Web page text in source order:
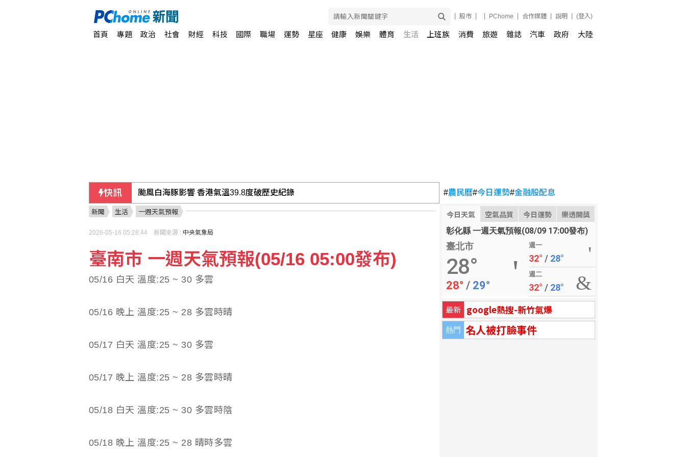
股市 PChome 合作媒體 說明 (登入)
首頁 專題 政治 社會 財經 科技 國際 職場 運勢 星座 健康 娛樂 體育 生活 上班族 消費 旅遊 雜誌 汽車 政府 大陸
快訊 颱風白海豚影響 香港氣溫39.8度破歷史紀錄
日本擬引進AI強化網攻防禦 自衛隊最快明年導入防護軟體
#農民曆#今日運勢#金融股配息
今日天氣 空氣品質 今日運勢 樂透開獎
彰化縣 一週天氣預報(08/09 17:00發布)
臺北市
28°
28° / 29°
週一
32° / 28°
週二
32° / 28°
最新 google熱搜-新竹氣爆
熱門 名人被打臉事件
新聞 生活 一週天氣預報
2026-05-16 05:28:44 新聞來源 : 中央氣象局
臺南市 一週天氣預報(05/16 05:00發布)
05/16 白天 溫度:25 ~ 30 多雲
05/16 晚上 溫度:25 ~ 28 多雲時晴
05/17 白天 溫度:25 ~ 30 多雲
05/17 晚上 溫度:25 ~ 28 多雲時晴
05/18 白天 溫度:25 ~ 30 多雲時陰
05/18 晚上 溫度:25 ~ 28 晴時多雲